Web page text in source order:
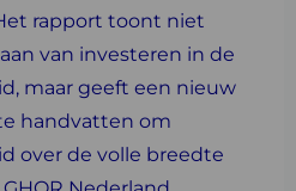
rapport toont niet
van investeren in de
maar geeft een nieuw
handvatten om
over de volle breedte